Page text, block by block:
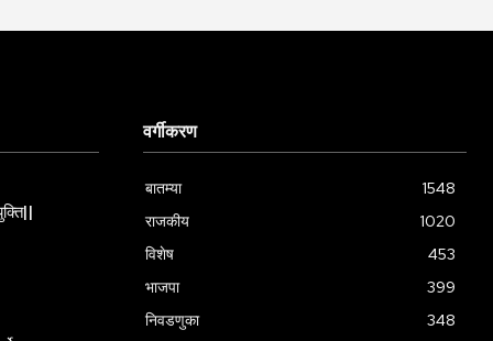
वर्गीकरण
बातम्या
1548
राजकीय
1020
विशेष
453
भाजपा
399
निवडणुका
348